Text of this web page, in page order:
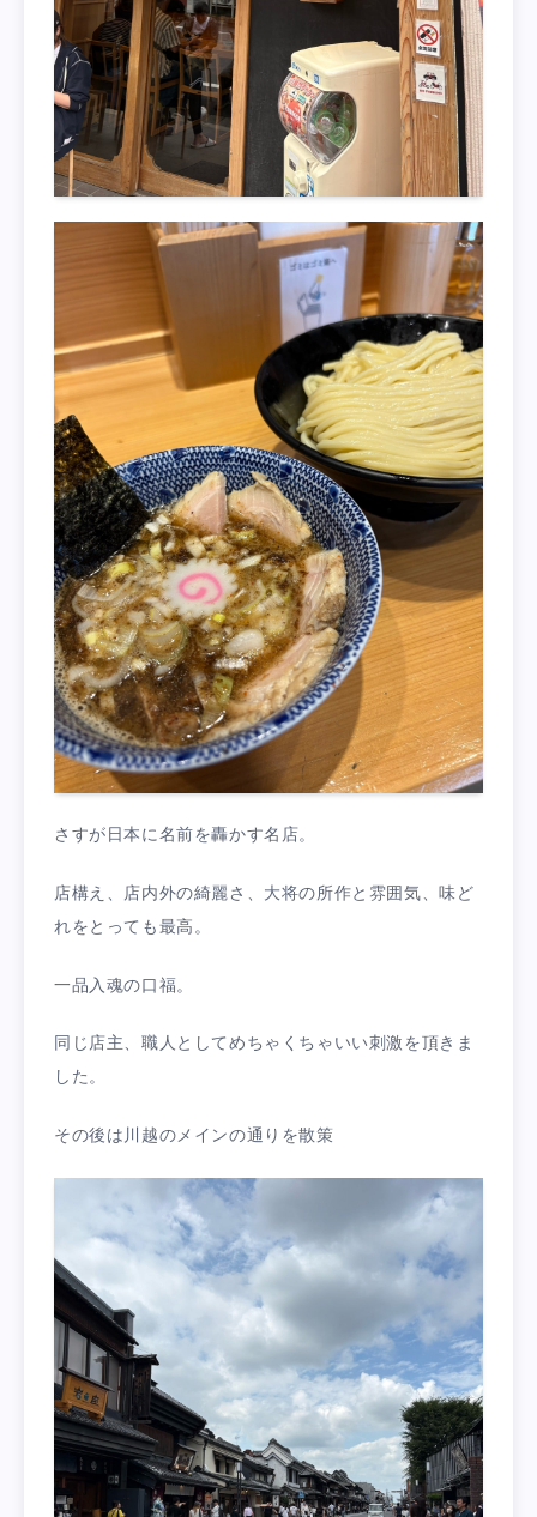
さすが日本に名前を轟かす名店。
店構え、店内外の綺麗さ、大将の所作と雰囲気、味ど
れをとっても最高。
一品入魂の口福。
同じ店主、職人としてめちゃくちゃいい刺激を頂きま
した。
その後は川越のメインの通りを散策